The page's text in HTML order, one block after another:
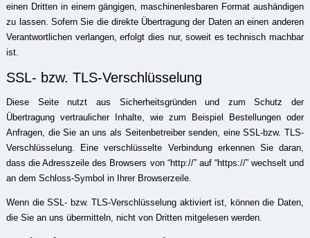
einen Dritten in einem gängigen, maschinenlesbaren Format aushändigen
zu lassen. Sofern Sie die direkte Übertragung der Daten an einen anderen
Verantwortlichen verlangen, erfolgt dies nur, soweit es technisch machbar
ist.
SSL- bzw. TLS-Verschlüsselung
Diese Seite nutzt aus Sicherheitsgründen und zum Schutz der
Übertragung vertraulicher Inhalte, wie zum Beispiel Bestellungen oder
Anfragen, die Sie an uns als Seitenbetreiber senden, eine SSL-bzw. TLS-
Verschlüsselung. Eine verschlüsselte Verbindung erkennen Sie daran,
dass die Adresszeile des Browsers von “http://” auf “https://” wechselt und
an dem Schloss-Symbol in Ihrer Browserzeile.
Wenn die SSL- bzw. TLS-Verschlüsselung aktiviert ist, können die Daten,
die Sie an uns übermitteln, nicht von Dritten mitgelesen werden.